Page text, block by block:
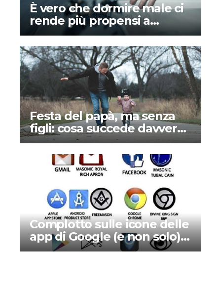
È vero che dormire male ci
rende più propensi a
credere ai complotti?
Festa del papà, ma senza
figli: cosa succede davvero
ai padri separati
Complotto sulle icone delle
app di Google (e non solo):
c’è un simbolismo religioso